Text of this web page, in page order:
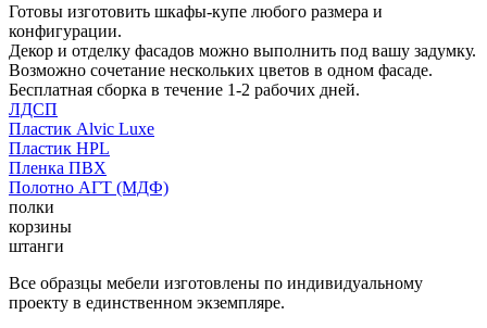
Готовы изготовить шкафы-купе любого размера и
конфигурации.
Декор и отделку фасадов можно выполнить под вашу задумку.
Возможно сочетание нескольких цветов в одном фасаде.
Бесплатная сборка в течение 1-2 рабочих дней.
ЛДСП
Пластик Alvic Luxe
Пластик HPL
Пленка ПВХ
Полотно АГТ (МДФ)
полки
корзины
штанги
Все образцы мебели изготовлены по индивидуальному
проекту в единственном экземпляре.